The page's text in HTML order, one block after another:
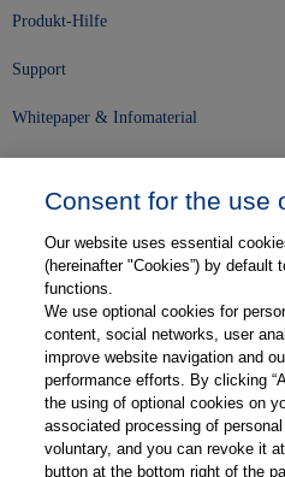
Produkt-Hilfe
Support
Whitepaper & Infomaterial
Karriere
Kontakt
Web-Semniare
Anwenderberichte
Partner
Consent for the use
Our website uses essential
(hereinafter "Cookies”) by default
functions.
We use optional cookies for
content, social networks, user
improve website navigation and
performance efforts. By clicking
the using of optional cookies on
associated processing of
voluntary, and you can revoke it
button at the bottom right of the